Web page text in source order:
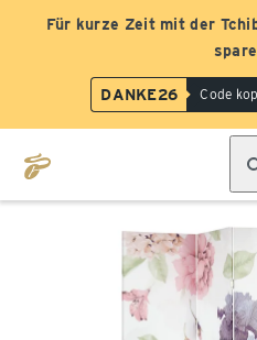
Für kurze Zeit mit der
DANKE26 Code